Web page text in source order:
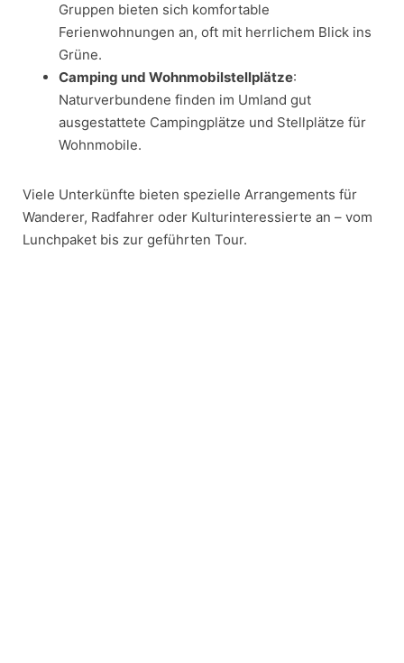
Gruppen bieten sich komfortable
Ferienwohnungen an, oft mit herrlichem Blick ins
Grüne.
Camping und Wohnmobilstellplätze:
Naturverbundene finden im Umland gut
ausgestattete Campingplätze und Stellplätze für
Wohnmobile.
Viele Unterkünfte bieten spezielle Arrangements für
Wanderer, Radfahrer oder Kulturinteressierte an – vom
Lunchpaket bis zur geführten Tour.